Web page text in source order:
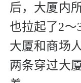
后，大厦内
也拉起了2～
大厦和商场
两条穿过大